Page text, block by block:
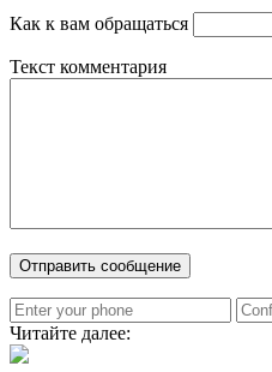
Как к вам обращаться
Текст комментария
Читайте далее: